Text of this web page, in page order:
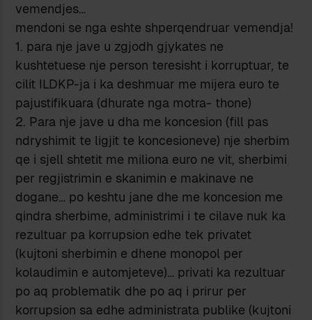
vemendjes…
mendoni se nga eshte shperqendruar vemendja!
1. para nje jave u zgjodh gjykates ne
kushtetuese nje person teresisht i korruptuar, te
cilit ILDKP-ja i ka deshmuar me mijera euro te
pajustifikuara (dhurate nga motra- thone)
2. Para nje jave u dha me koncesion (fill pas
ndryshimit te ligjit te koncesioneve) nje sherbim
qe i sjell shtetit me miliona euro ne vit, sherbimi
per regjistrimin e skanimin e makinave ne
dogane… po keshtu jane dhe me koncesion me
qindra sherbime, administrimi i te cilave nuk ka
rezultuar pa korrupsion edhe tek privatet
(kujtoni sherbimin e dhene monopol per
kolaudimin e automjeteve)… privati ka rezultuar
po aq problematik dhe po aq i prirur per
korrupsion sa edhe administrata publike (kujtoni